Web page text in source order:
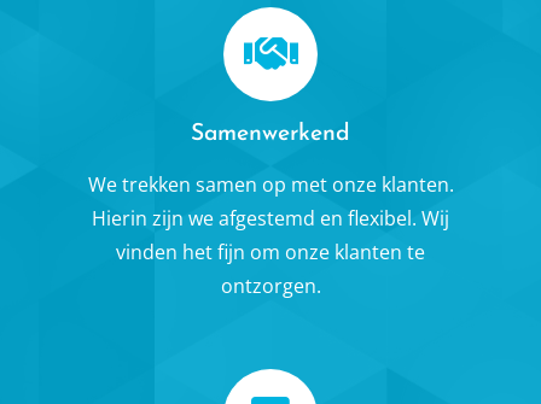
Samenwerkend
We trekken samen op met onze klanten.
Hierin zijn we afgestemd en flexibel. Wij
vinden het fijn om onze klanten te
ontzorgen.